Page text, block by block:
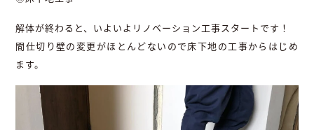
解体が終わると、いよいよリノベーション工事スタートです！
間仕切り壁の変更がほとんどないので床下地の工事からはじめ
ます。